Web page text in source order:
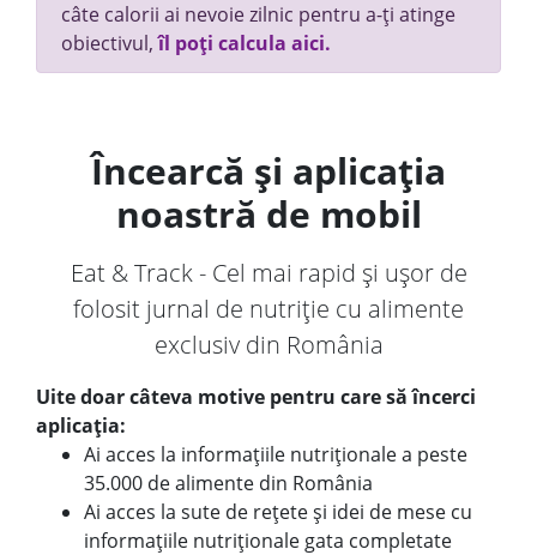
câte calorii ai nevoie zilnic pentru a-ți atinge
obiectivul,îl poți calcula aici.
Încearcă și aplicația
noastră de mobil
Eat & Track - Cel mai rapid și ușor de
folosit jurnal de nutriție cu alimente
exclusiv din România
Uite doar câteva motive pentru care să încerci
aplicația:
Ai acces la informațiile nutriționale a peste
35.000 de alimente din România
Ai acces la sute de rețete și idei de mese cu
informațiile nutriționale gata completate